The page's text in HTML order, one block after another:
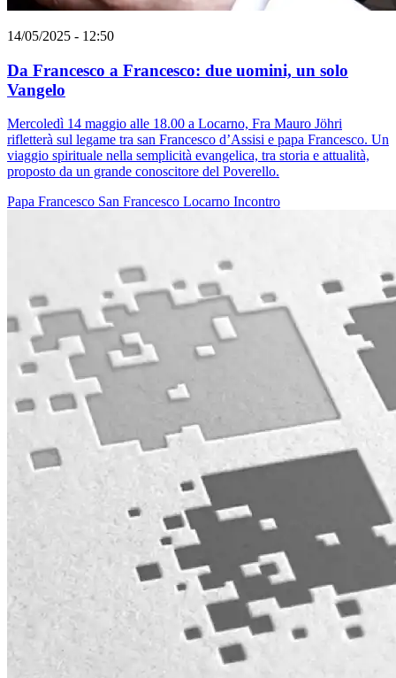
14/05/2025 - 12:50
Da Francesco a Francesco: due uomini, un solo
Vangelo
Mercoledì 14 maggio alle 18.00 a Locarno, Fra Mauro Jöhri
rifletterà sul legame tra san Francesco d’Assisi e papa Francesco. Un
viaggio spirituale nella semplicità evangelica, tra storia e attualità,
proposto da un grande conoscitore del Poverello.
Papa Francesco San Francesco Locarno Incontro